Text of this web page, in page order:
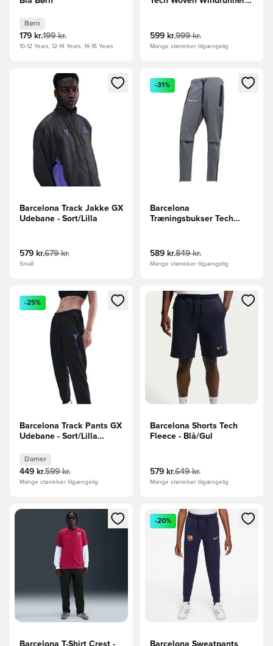
Børn
179 kr.199 kr.
10-12 Years, 12-14 Years, 14-16 Years
599 kr.999 kr.
Mange størrelser tilgængelig
Åbner en Modal til at logge ind eller tilmelde dig som
Barcelona Track Jakke GX
Udebane - Sort/Lilla
579 kr.679 kr.
Small
Åbner en Modal til at logge
-31%
Barcelona
Træningsbukser Tech
589 kr.849 kr.
Mange størrelser tilgængelig
Åbner en Modal til at logge ind eller tilmelde dig som
-25%
Barcelona Track Pants GX
Udebane - Sort/Lilla
Damer
449 kr.599 kr.
Mange størrelser tilgængelig
Åbner en Modal til at logge
Barcelona Shorts Tech
Fleece - Blå/Gul
579 kr.649 kr.
Mange størrelser tilgængelig
Åbner en Modal til at logge ind eller tilmelde dig som
Barcelona T-Shirt Crest -
Åbner en Modal til at logge
-20%
Barcelona Sweatpants